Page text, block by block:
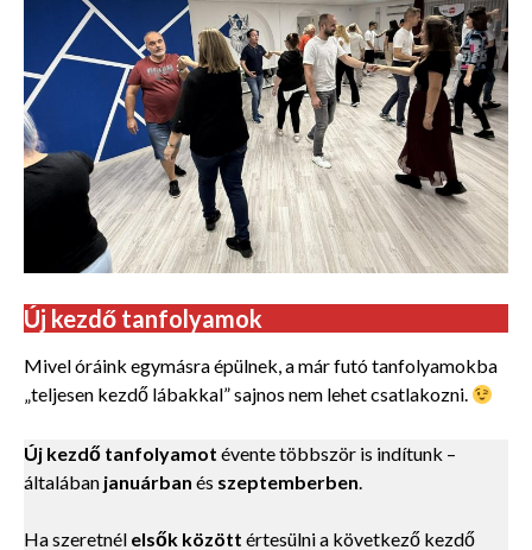
Új kezdő tanfolyamok
Mivel óráink egymásra épülnek, a már futó tanfolyamokba
„teljesen kezdő lábakkal” sajnos nem lehet csatlakozni.
Új kezdő tanfolyamot évente többször is indítunk –
általában januárban és szeptemberben.
Ha szeretnél elsők között értesülni a következő kezdő